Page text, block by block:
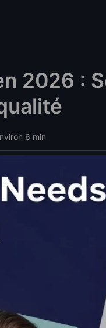
2026 :
6 min